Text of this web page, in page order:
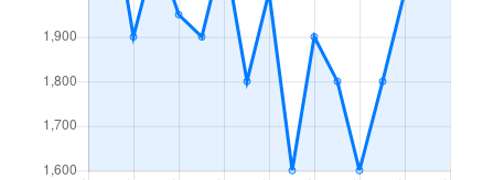
松美台
400万円
730万円 生駒
生駒
山崎町
8,700万円 生駒 徒歩